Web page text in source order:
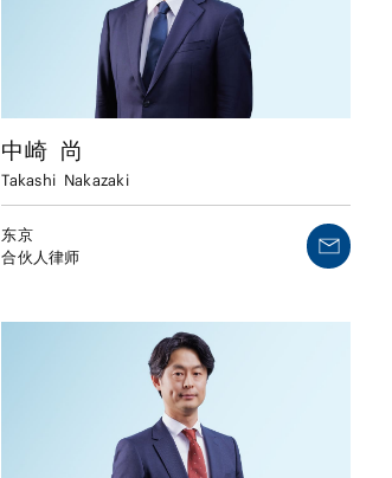
中崎 尚
Takashi Nakazaki
东京
合伙人律师